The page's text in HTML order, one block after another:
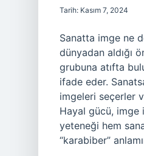
Tarih: Kasım 7, 2024
Sanatta imge ne
dünyadan aldığı
grubuna atıfta
ifade eder.
imgeleri seçerler
Hayal gücü, imge
yeteneği hem
“karabiber”